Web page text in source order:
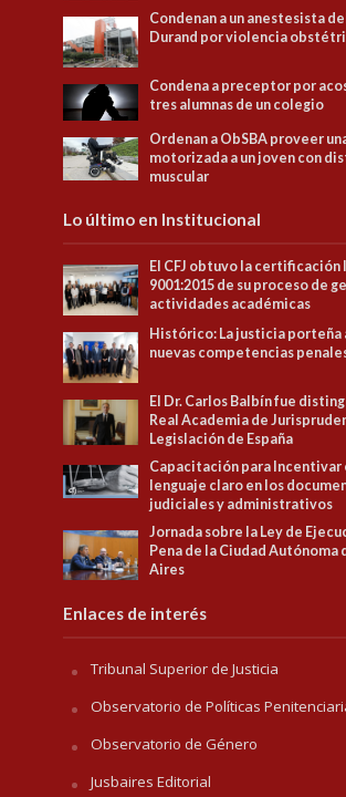
Condenan a un anestesista
Durand por violencia
Condena a preceptor por
tres alumnas de un colegio
Ordenan a ObSBA proveer
motorizada a un joven con
muscular
Lo último en Institucional
El CFJ obtuvo la certificación
9001:2015 de su proceso de
actividades académicas
Histórico: La justicia porteña
nuevas competencias
El Dr. Carlos Balbín fue
Real Academia de
Legislación de España
Capacitación para Incentivar
lenguaje claro en los
judiciales y administrativos
Jornada sobre la Ley de
Pena de la Ciudad Autónoma
Aires
Enlaces de interés
Tribunal Superior de Justicia
Observatorio de Políticas
Observatorio de Género
Jusbaires Editorial